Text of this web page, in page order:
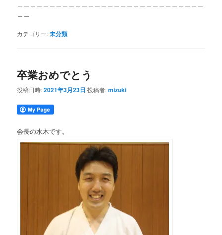
カテゴリー:未分類
卒業おめでとう
投稿日時:2021年3月23日 投稿者:mizuki
会長の水木です。